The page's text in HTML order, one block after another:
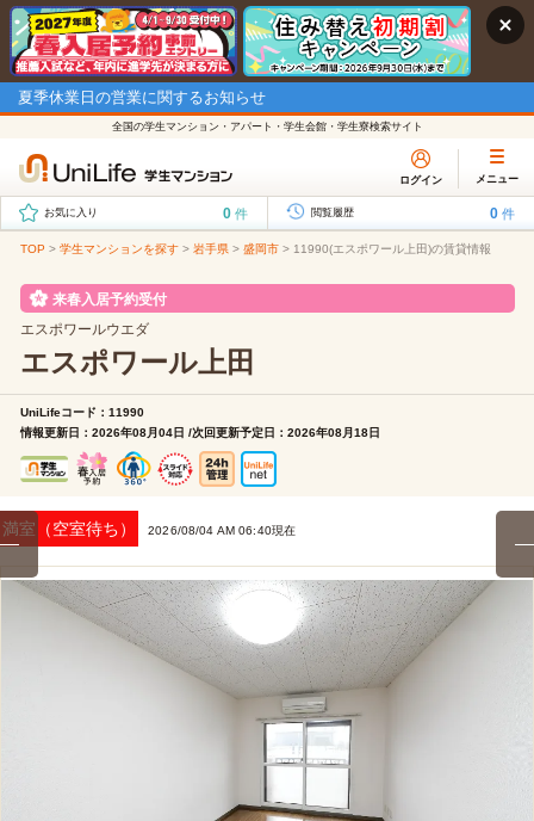
夏季休業日の営業に関するお知らせ
全国の学生マンション・アパート・学生会館・学生寮検索サイト
ログイン メニュー
お気に入り 0 件 閲覧履歴 0 件
TOP > 学生マンションを探す > 岩手県 > 盛岡市 > 11990(エスポワール上田)の賃貸情報
来春入居予約受付
エスポワールウエダ
エスポワール上田
UniLifeコード：11990
情報更新日：2026年08月04日 /次回更新予定日：2026年08月18日
満室（空室待ち） 2026/08/04 AM 06:40現在